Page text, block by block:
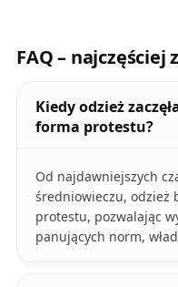
FAQ –
Kiedy odzież
forma protestu?
Od najdawniejszych
średniowieczu, odzież
protestu, pozwalając
panujących norm,